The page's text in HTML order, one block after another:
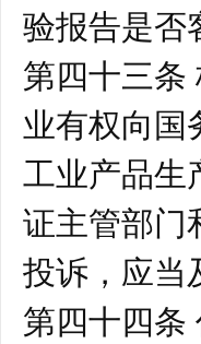
验报告是
第四十三条
业有权向国
工业产品生
证主管部门
投诉，应
第四十四条